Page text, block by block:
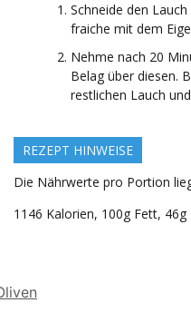
Schneide den
fraiche mit dem
Nehme nach 20
Belag über diesen.
restlichen Lauch
REZEPT HINWEISE
Die Nährwerte pro Portion
1146 Kalorien, 100g Fett,